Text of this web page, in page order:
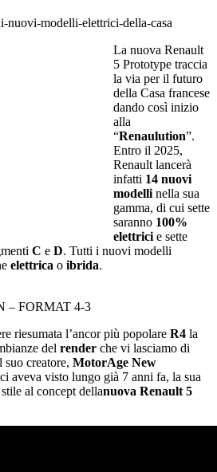
La nuova Renault
5 Prototype traccia
la via per il futuro
della Casa francese
dando così inizio
alla
“Renaulution”.
Entro il 2025,
Renault lancerà
infatti 14 nuovi
modelli nella sua
gamma, di cui sette
saranno 100%
elettrici e sette
C e D. Tutti i nuovi modelli
elettrica o ibrida.
– FORMAT 4-3
riesumata l’ancor più popolare R4 la
del render che vi lasciamo di
creatore, MotorAge New
aveva visto lungo già 7 anni fa, la sua
al concept dellanuova Renault 5